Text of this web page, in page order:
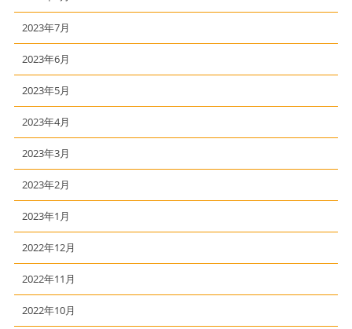
2023年7月
2023年6月
2023年5月
2023年4月
2023年3月
2023年2月
2023年1月
2022年12月
2022年11月
2022年10月